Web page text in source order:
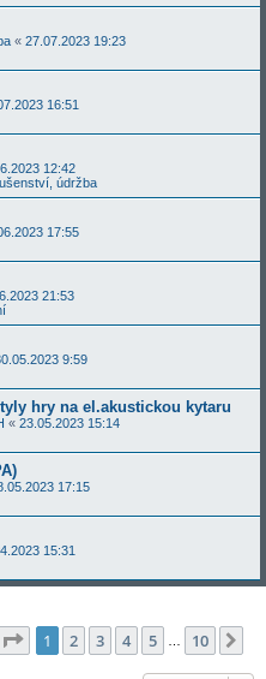
« 27.07.2023 19:23
16:51
12:42
údržba
17:55
21:53
9:59
hry na el.akustickou kytaru
« 23.05.2023 15:14
17:15
15:31
Stránka z 10
1 2 3 4 5 10